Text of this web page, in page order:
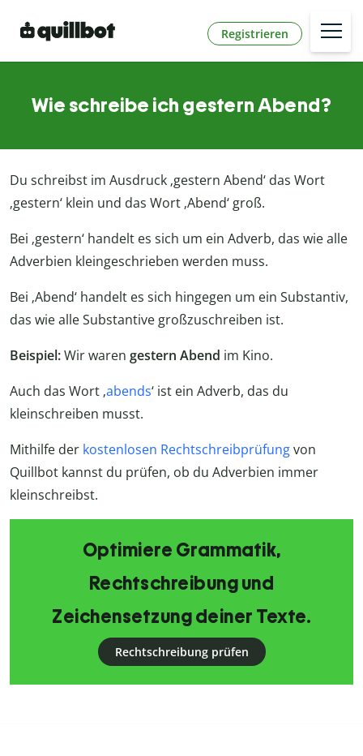
Registrieren
Wie schreibe ich gestern Abend?
Du schreibst im Ausdruck ‚gestern Abend‘ das Wort
‚gestern‘ klein und das Wort ‚Abend‘ groß.
Bei ‚gestern‘ handelt es sich um ein Adverb, das wie alle
Adverbien kleingeschrieben werden muss.
Bei ‚Abend‘ handelt es sich hingegen um ein Substantiv,
das wie alle Substantive großzuschreiben ist.
Beispiel:Wir waren gestern Abend im Kino.
Auch das Wort ‚abends‘ ist ein Adverb, das du
kleinschreiben musst.
Mithilfe der kostenlosen Rechtschreibprüfungvon
Quillbot kannst du prüfen, ob du Adverbien immer
kleinschreibst.
Optimiere Grammatik,
Rechtschreibung und
Zeichensetzung deiner Texte.
Rechtschreibung prüfen